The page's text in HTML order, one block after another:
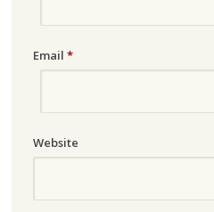
Email *
Website